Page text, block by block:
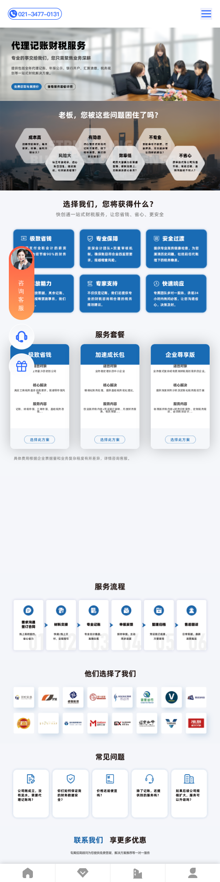
代理记账财税服务
专业的事交给我们，您只需聚焦业务深耕
提供包括全年代理记账、年报公示、银行开户、汇算清缴、税务规
划等一站式财税解决方案。
老板，您被这些问题困住了吗？
选择我们，您将获得什么？
快创通一站式财税服务，让您省钱、省心、更安全
服务套餐
极致省钱
适合对象
0申报/业务量少的初创公司
核心解决
满足工商税务基本合规要求，规避零申报风
险。
服务内容
记账、纳税申报、工商年报、基础税务咨
询...
选择此方案
加速成长包
适合对象
业务稳定增长的中小企业
核心解决
精细化账务处理，提供基础税务优化建议。
服务内容
创业版所有内容+凭证装订邮寄、月度财务报
表、税负预警...
选择此方案
企业尊享版
适合对象
业务模式复杂或有更高财税规划需求的企业。
核心解决
提供深度财务分析及定制化税务规划方案
服务内容
标准版所有内容+财务分析报告、定制税务规
划、金四账目设计...
选择此方案
具体费用根据企业票据量和业务复杂程度有所差异，详情咨询客服。
他们选择了我们
常见问题
公司刚成立，没
有流水，需要代
理记账吗？
你们如何保证我
的财务数据安
全？
价格还能便宜
吗？
除了记账，还提
供别的服务吗？
如果后续公司规
模扩大，服务可
以升级吗？
联系我们 享更多优惠
专属招商顾问为您提供免费答疑、解决方案推荐等一对一服务
咨
询
客
服